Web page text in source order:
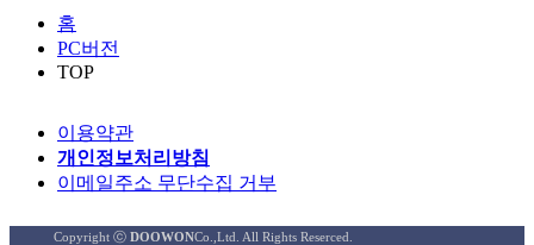
홈
PC버전
TOP
이용약관
개인정보처리방침
이메일주소 무단수집 거부
Copyright ⓒ DOOWONCo.,Ltd. All Rights Reserced.